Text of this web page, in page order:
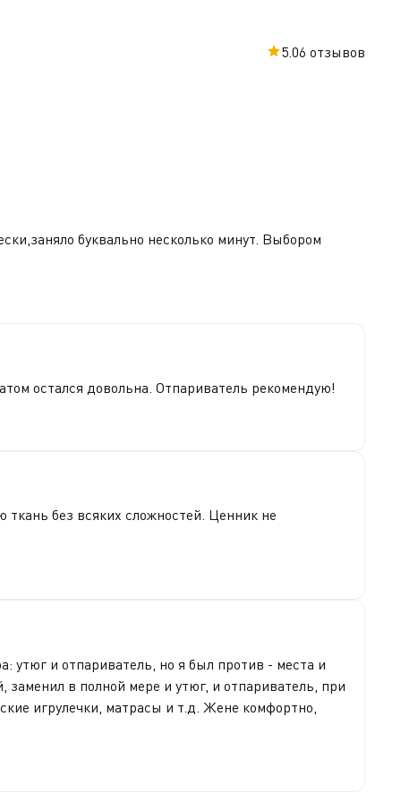
5.06 отзывов
буквально несколько минут. Выбором
остался довольна. Отпариватель рекомендую!
без всяких сложностей. Ценник не
утюг и отпариватель, но я был против - места и
в полной мере и утюг, и отпариватель, при
игрулечки, матрасы и т.д. Жене комфортно,